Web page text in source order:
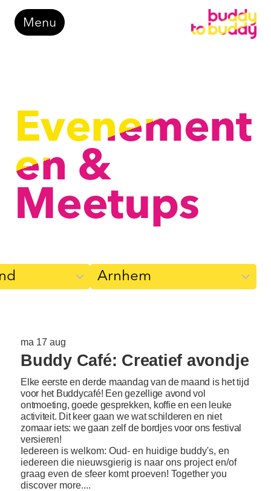
Doorgaan
naarMenu
Evenement
en &
Meetups
ma 17 aug
Buddy Café: Creatief avondje
Elke eerste en derde maandag van de maand is het tijd
voor het Buddycafé! Een gezellige avond vol
ontmoeting, goede gesprekken, koffie en een leuke
activiteit. Dit keer gaan we wat schilderen en niet
zomaar iets: we gaan zelf de bordjes voor ons festival
versieren!
Iedereen is welkom: Oud- en huidige buddy's, en
iedereen die nieuwsgierig is naar ons project en/of
graag even de sfeer komt proeven! Together you
discover more....